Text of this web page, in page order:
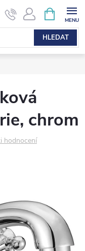
HLEDAT
NÁKUPNÍ
KOŠÍK
chrom
hodnocení